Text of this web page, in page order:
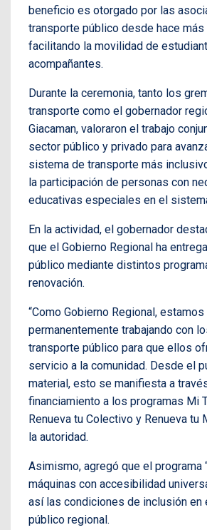
beneficio es otorgado por las
transporte público desde hace más
facilitando la movilidad de
acompañantes.
Durante la ceremonia, tanto los
transporte como el gobernador
Giacaman, valoraron el trabajo
sector público y privado para
sistema de transporte más
la participación de personas con
educativas especiales en el
En la actividad, el gobernador
que el Gobierno Regional ha
público mediante distintos
renovación.
“Como Gobierno Regional, estamos
permanentemente trabajando con
transporte público para que ellos
servicio a la comunidad. Desde el
material, esto se manifiesta a
financiamiento a los programas Mi
Renueva tu Colectivo y Renueva tu
la autoridad.
Asimismo, agregó que el programa
máquinas con accesibilidad
así las condiciones de inclusión en
público regional.